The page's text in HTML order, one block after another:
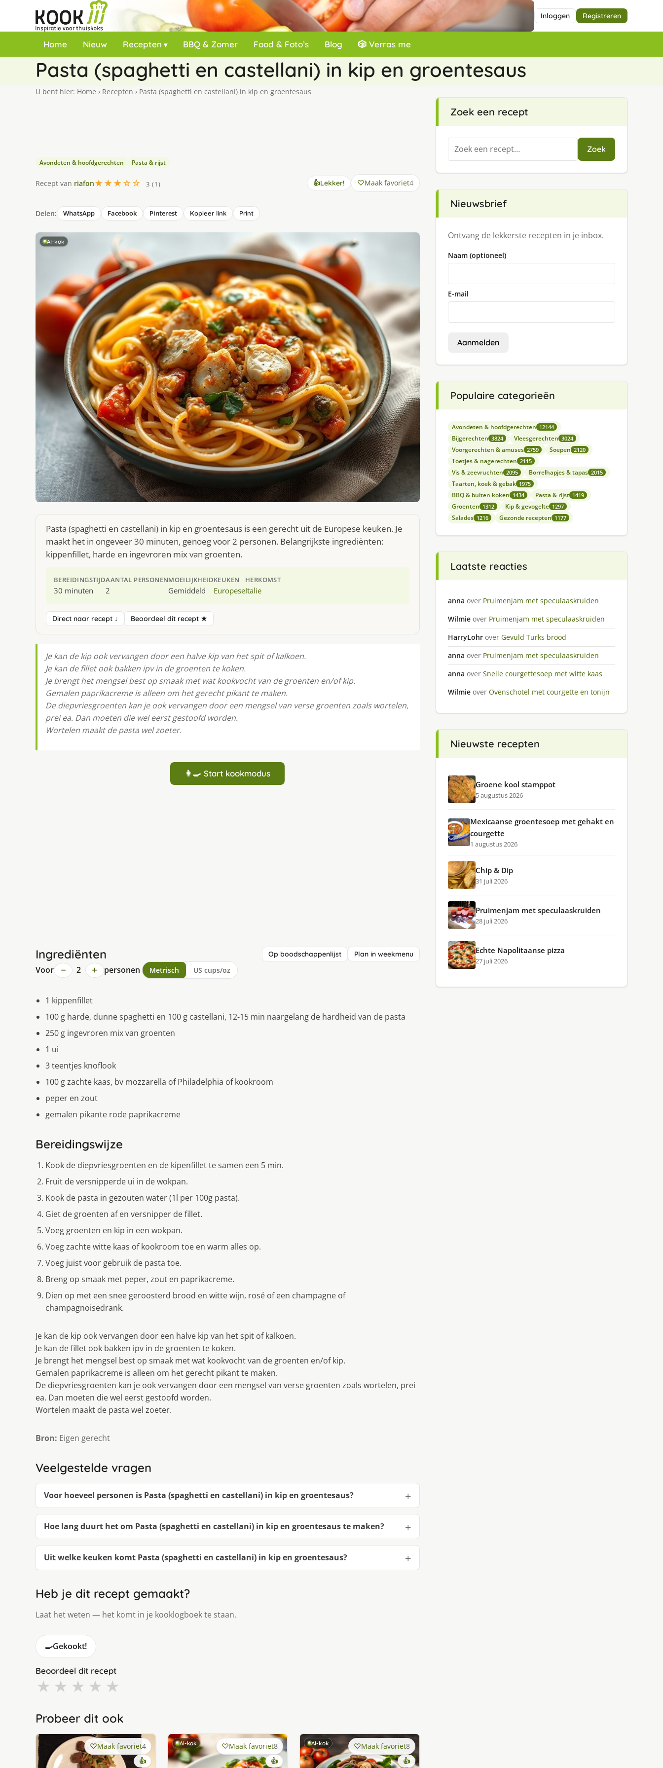
Inloggen Registreren
Home Nieuw Recepten BBQ & Zomer Food & Foto’s Blog 🎲 Verras me
Pasta (spaghetti en castellani) in kip en groentesaus
U bent hier: Home › Recepten › Pasta (spaghetti en castellani) in kip en groentesaus
Avondeten & hoofdgerechten Pasta & rijst
Recept van riafon★★★☆☆ 3 (1) 👍Lekker! Maak favoriet4
Delen: WhatsApp Facebook Pinterest Kopieer link Print
AI-kok
Pasta (spaghetti en castellani) in kip en groentesaus is een gerecht uit de Europese keuken. Je
maakt het in ongeveer 30 minuten, genoeg voor 2 personen. Belangrijkste ingrediënten:
kippenfillet, harde en ingevroren mix van groenten.
BEREIDINGSTIJD
30 minuten
AANTAL PERSONEN
2
MOEILIJKHEID
Gemiddeld
KEUKEN
Europese
HERKOMST
Italie
Direct naar recept ↓ Beoordeel dit recept ★
Je kan de kip ook vervangen door een halve kip van het spit of kalkoen.
Je kan de fillet ook bakken ipv in de groenten te koken.
Je brengt het mengsel best op smaak met wat kookvocht van de groenten en/of kip.
Gemalen paprikacreme is alleen om het gerecht pikant te maken.
De diepvriesgroenten kan je ook vervangen door een mengsel van verse groenten zoals wortelen,
prei ea. Dan moeten die wel eerst gestoofd worden.
Wortelen maakt de pasta wel zoeter.
👩‍🍳 Start kookmodus
Ingrediënten Op boodschappenlijst Plan in weekmenu
Voor − 2 + personen Metrisch US cups/oz
1 kippenfillet
100 g harde, dunne spaghetti en 100 g castellani, 12-15 min naargelang de hardheid van de pasta
250 g ingevroren mix van groenten
1 ui
3 teentjes knoflook
100 g zachte kaas, bv mozzarella of Philadelphia of kookroom
peper en zout
gemalen pikante rode paprikacreme
Bereidingswijze
Kook de diepvriesgroenten en de kipenfillet te samen een 5 min.
Fruit de versnipperde ui in de wokpan.
Kook de pasta in gezouten water (1l per 100g pasta).
Giet de groenten af en versnipper de fillet.
Voeg groenten en kip in een wokpan.
Voeg zachte witte kaas of kookroom toe en warm alles op.
Voeg juist voor gebruik de pasta toe.
Breng op smaak met peper, zout en paprikacreme.
Dien op met een snee geroosterd brood en witte wijn, rosé of een champagne of
champagnoisedrank.
Je kan de kip ook vervangen door een halve kip van het spit of kalkoen.
Je kan de fillet ook bakken ipv in de groenten te koken.
Je brengt het mengsel best op smaak met wat kookvocht van de groenten en/of kip.
Gemalen paprikacreme is alleen om het gerecht pikant te maken.
De diepvriesgroenten kan je ook vervangen door een mengsel van verse groenten zoals wortelen, prei
ea. Dan moeten die wel eerst gestoofd worden.
Wortelen maakt de pasta wel zoeter.
Bron: Eigen gerecht
Veelgestelde vragen
Voor hoeveel personen is Pasta (spaghetti en castellani) in kip en groentesaus?
Hoe lang duurt het om Pasta (spaghetti en castellani) in kip en groentesaus te maken?
Uit welke keuken komt Pasta (spaghetti en castellani) in kip en groentesaus?
Heb je dit recept gemaakt?
Laat het weten — het komt in je kooklogboek te staan.
🍳Gekookt!
Beoordeel dit recept
★ ★ ★ ★ ★
Probeer dit ook
Maak favoriet4
👍
AI-kok Maak favoriet8
👍
AI-kok Maak favoriet8
👍
Zoek een recept
Zoeken
naar:
Zoek
Nieuwsbrief
Ontvang de lekkerste recepten in je inbox.
Naam (optioneel)
E-mail
Aanmelden
Populaire categorieën
Avondeten & hoofdgerechten 12144
Bijgerechten 3824 Vleesgerechten 3024
Voorgerechten & amuses 2759 Soepen 2120
Toetjes & nagerechten 2115
Vis & zeevruchten 2095 Borrelhapjes & tapas 2015
Taarten, koek & gebak 1975
BBQ & buiten koken 1434 Pasta & rijst 1419
Groenten 1312 Kip & gevogelte 1297
Salades 1216 Gezonde recepten 1177
Laatste reacties
anna over Pruimenjam met speculaaskruiden
Wilmie over Pruimenjam met speculaaskruiden
HarryLohr over Gevuld Turks brood
anna over Pruimenjam met speculaaskruiden
anna over Snelle courgettesoep met witte kaas
Wilmie over Ovenschotel met courgette en tonijn
Nieuwste recepten
Groene kool stamppot
5 augustus 2026
Mexicaanse groentesoep met gehakt en
courgette
1 augustus 2026
Chip & Dip
31 juli 2026
Pruimenjam met speculaaskruiden
28 juli 2026
Echte Napolitaanse pizza
27 juli 2026